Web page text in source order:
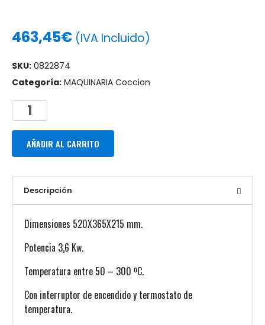
463,45€ (IVA Incluido)
SKU: 0822874
Categoría: MAQUINARIA Coccion
AÑADIR AL CARRITO
Descripción
Dimensiones 520X365X215 mm.
Potencia 3,6 Kw.
Temperatura entre 50 – 300 ºC.
Con interruptor de encendido y termostato de
temperatura.